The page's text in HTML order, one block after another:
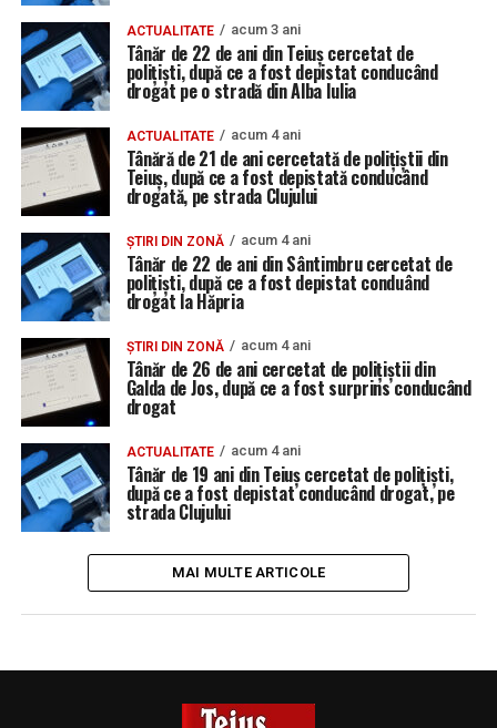
ACTUALITATE acum 3 ani
Tânăr de 22 de ani din Teiuș cercetat de
polițiști, după ce a fost depistat conducând
drogat pe o stradă din Alba Iulia
ACTUALITATE acum 4 ani
Tânără de 21 de ani cercetată de polițiștii din
Teiuș, după ce a fost depistată conducând
drogată, pe strada Clujului
ȘTIRI DIN ZONĂ acum 4 ani
Tânăr de 22 de ani din Sântimbru cercetat de
polițiști, după ce a fost depistat conduând
drogat la Hăpria
ȘTIRI DIN ZONĂ acum 4 ani
Tânăr de 26 de ani cercetat de polițiștii din
Galda de Jos, după ce a fost surprins conducând
drogat
ACTUALITATE acum 4 ani
Tânăr de 19 ani din Teiuș cercetat de polițiști,
după ce a fost depistat conducând drogat, pe
strada Clujului
MAI MULTE ARTICOLE